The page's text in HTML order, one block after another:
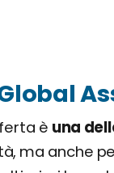
è una
ma anche